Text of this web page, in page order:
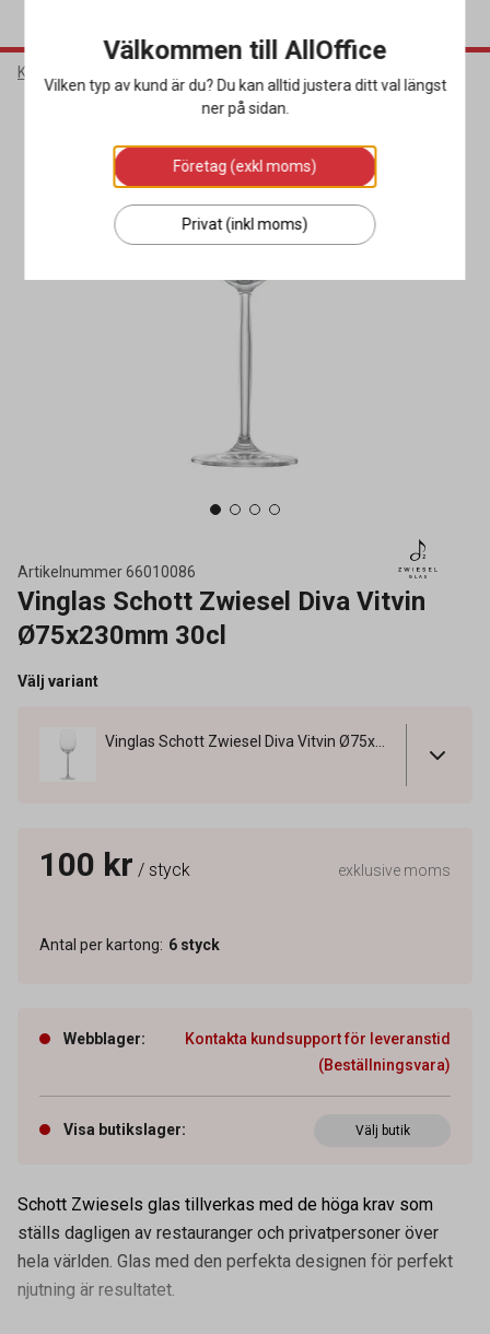
Kök & Servering
Artikelnummer66010086
Vinglas Schott Zwiesel Diva Vitvin
Ø75x230mm 30cl
Välj variant
Vinglas Schott Zwiesel Diva Vitvin Ø75x230mm 30cl
100 kr / styck exklusive moms
Antal per kartong: 6 styck
Webblager:
Kontakta kundsupport för leveranstid
(Beställningsvara)
Visa butikslager: Välj butik
Schott Zwiesels glas tillverkas med de höga krav som
ställs dagligen av restauranger och privatpersoner över
hela världen. Glas med den perfekta designen för perfekt
njutning är resultatet.
Artikelnummer
Välkommen till AllOffice
Vilken typ av kund är du? Du kan alltid justera ditt val längst
ner på sidan.
Företag (exkl moms)
Privat (inkl moms)